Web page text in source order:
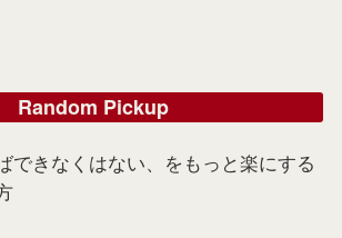
Random Pickup
できなくはない、をもっと楽にする